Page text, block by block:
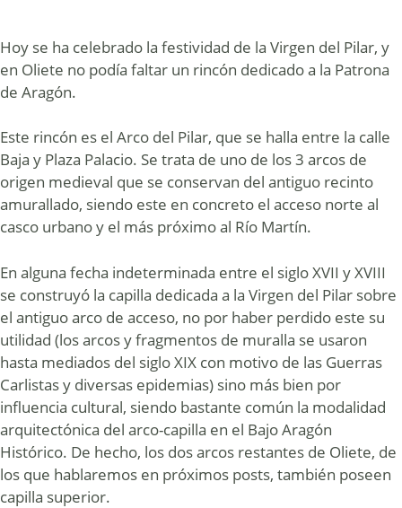
Hoy se ha celebrado la festividad de la Virgen del Pilar, y
en Oliete no podía faltar un rincón dedicado a la Patrona
de Aragón.
Este rincón es el Arco del Pilar, que se halla entre la calle
Baja y Plaza Palacio. Se trata de uno de los 3 arcos de
origen medieval que se conservan del antiguo recinto
amurallado, siendo este en concreto el acceso norte al
casco urbano y el más próximo al Río Martín.
En alguna fecha indeterminada entre el siglo XVII y XVIII
se construyó la capilla dedicada a la Virgen del Pilar sobre
el antiguo arco de acceso, no por haber perdido este su
utilidad (los arcos y fragmentos de muralla se usaron
hasta mediados del siglo XIX con motivo de las Guerras
Carlistas y diversas epidemias) sino más bien por
influencia cultural, siendo bastante común la modalidad
arquitectónica del arco-capilla en el Bajo Aragón
Histórico. De hecho, los dos arcos restantes de Oliete, de
los que hablaremos en próximos posts, también poseen
capilla superior.